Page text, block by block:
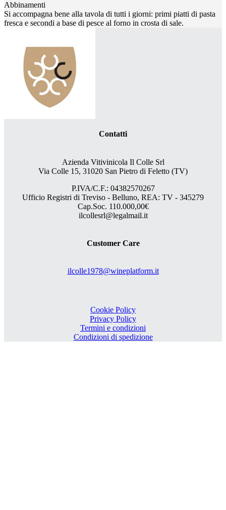
Abbinamenti
Si accompagna bene alla tavola di tutti i giorni: primi piatti di pasta
fresca e secondi a base di pesce al forno in crosta di sale.
Contatti
Azienda Vitivinicola Il Colle Srl
Via Colle 15, 31020 San Pietro di Feletto (TV)
P.IVA/C.F.: 04382570267
Ufficio Registri di Treviso - Belluno, REA: TV - 345279
Cap.Soc. 110.000,00€
ilcollesrl@legalmail.it
Customer Care
ilcolle1978@wineplatform.it
Cookie Policy
Privacy Policy
Termini e condizioni
Condizioni di spedizione